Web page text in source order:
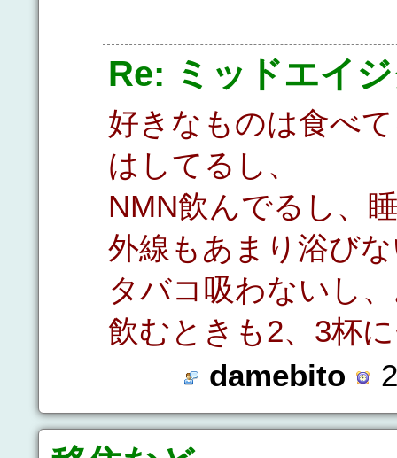
Re: ミッドエイ
好きなものは食べ
はしてるし、
NMN飲んでるし、
外線もあまり浴び
タバコ吸わないし
飲むときも2、3杯
damebito